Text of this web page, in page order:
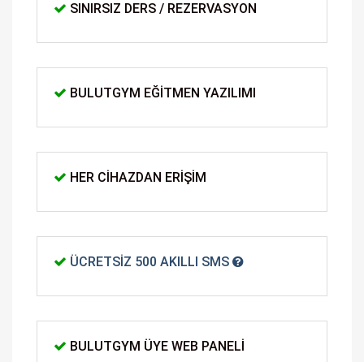
SINIRSIZ DERS / REZERVASYON
BULUTGYM EĞITMEN YAZILIMI
HER CIHAZDAN ERIŞIM
ÜCRETSIZ 500 AKILLI SMS
BULUTGYM ÜYE WEB PANELI